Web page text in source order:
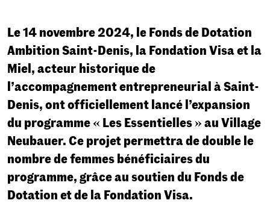
Le 14 novembre 2024, le Fonds de Dotation
Ambition Saint-Denis, la Fondation Visa et la
Miel, acteur historique de
l’accompagnement entrepreneurial à Saint-
Denis, ont officiellement lancé l’expansion
du programme « Les Essentielles » au Village
Neubauer. Ce projet permettra de double le
nombre de femmes bénéficiaires du
programme, grâce au soutien du Fonds de
Dotation et de la Fondation Visa.